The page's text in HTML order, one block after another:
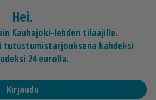
Hei.
Kauhajoki-lehden tilaajille.
kahdeksi
24 eurolla.
Kirjaudu